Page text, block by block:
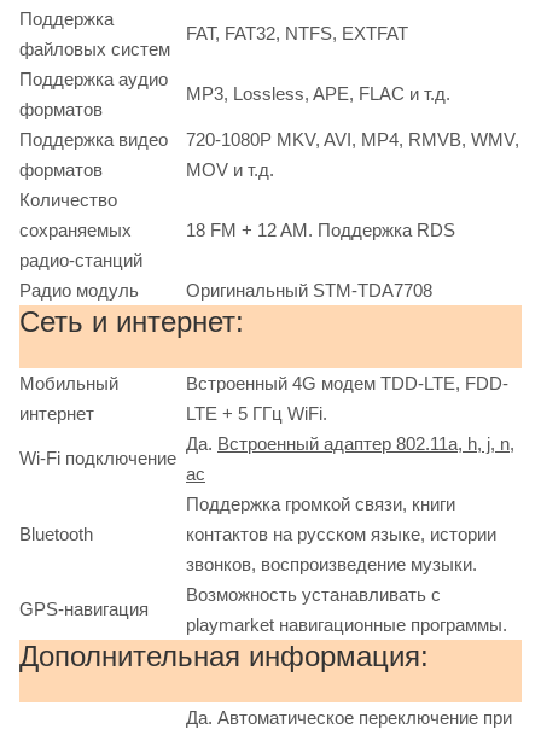
Поддержка
файловых систем
FAT, FAT32, NTFS, EXTFAT
Поддержка аудио
форматов
MP3, Lossless, APE, FLAC и т.д.
Поддержка видео
форматов
720-1080P MKV, AVI, MP4, RMVB, WMV,
MOV и т.д.
Количество
сохраняемых
радио-станций
18 FM + 12 AM. Поддержка RDS
Радио модуль Оригинальный STM-TDA7708
Сеть и интернет:
Мобильный
интернет
Встроенный 4G модем TDD-LTE, FDD-
LTE + 5 ГГц WiFi.
Wi-Fi подключение
Да. Встроенный адаптер 802.11a, h, j, n,
ac
Bluetooth
Поддержка громкой связи, книги
контактов на русском языке, истории
звонков, воспроизведение музыки.
GPS-навигация
Возможность устанавливать с
playmarket навигационные программы.
Дополнительная информация:
Да. Автоматическое переключение при